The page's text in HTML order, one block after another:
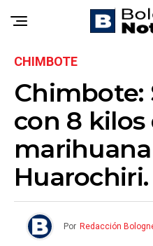
CHIMBOTE
Chimbote:
con 8 kilos
Huarochiri.
Por Redacción